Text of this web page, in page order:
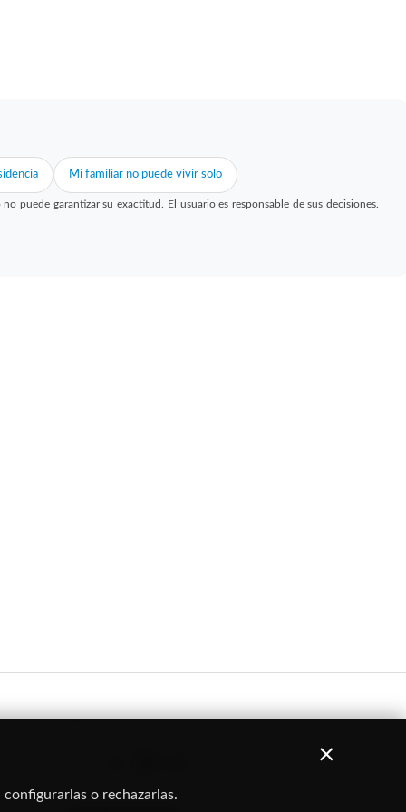
Mi familiar no puede vivir solo
puede garantizar su exactitud. El usuario es responsable de sus decisiones.
×
o rechazarlas.